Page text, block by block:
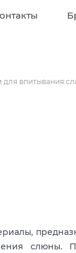
для впитывания
слюны.